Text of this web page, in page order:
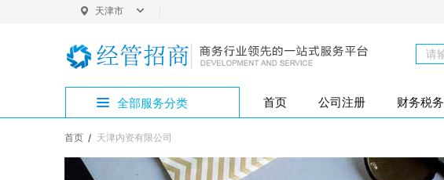
天津市
全部服务分类
公司变更专区
首页 公司注册 财务税务
首页 天津内资有限公司